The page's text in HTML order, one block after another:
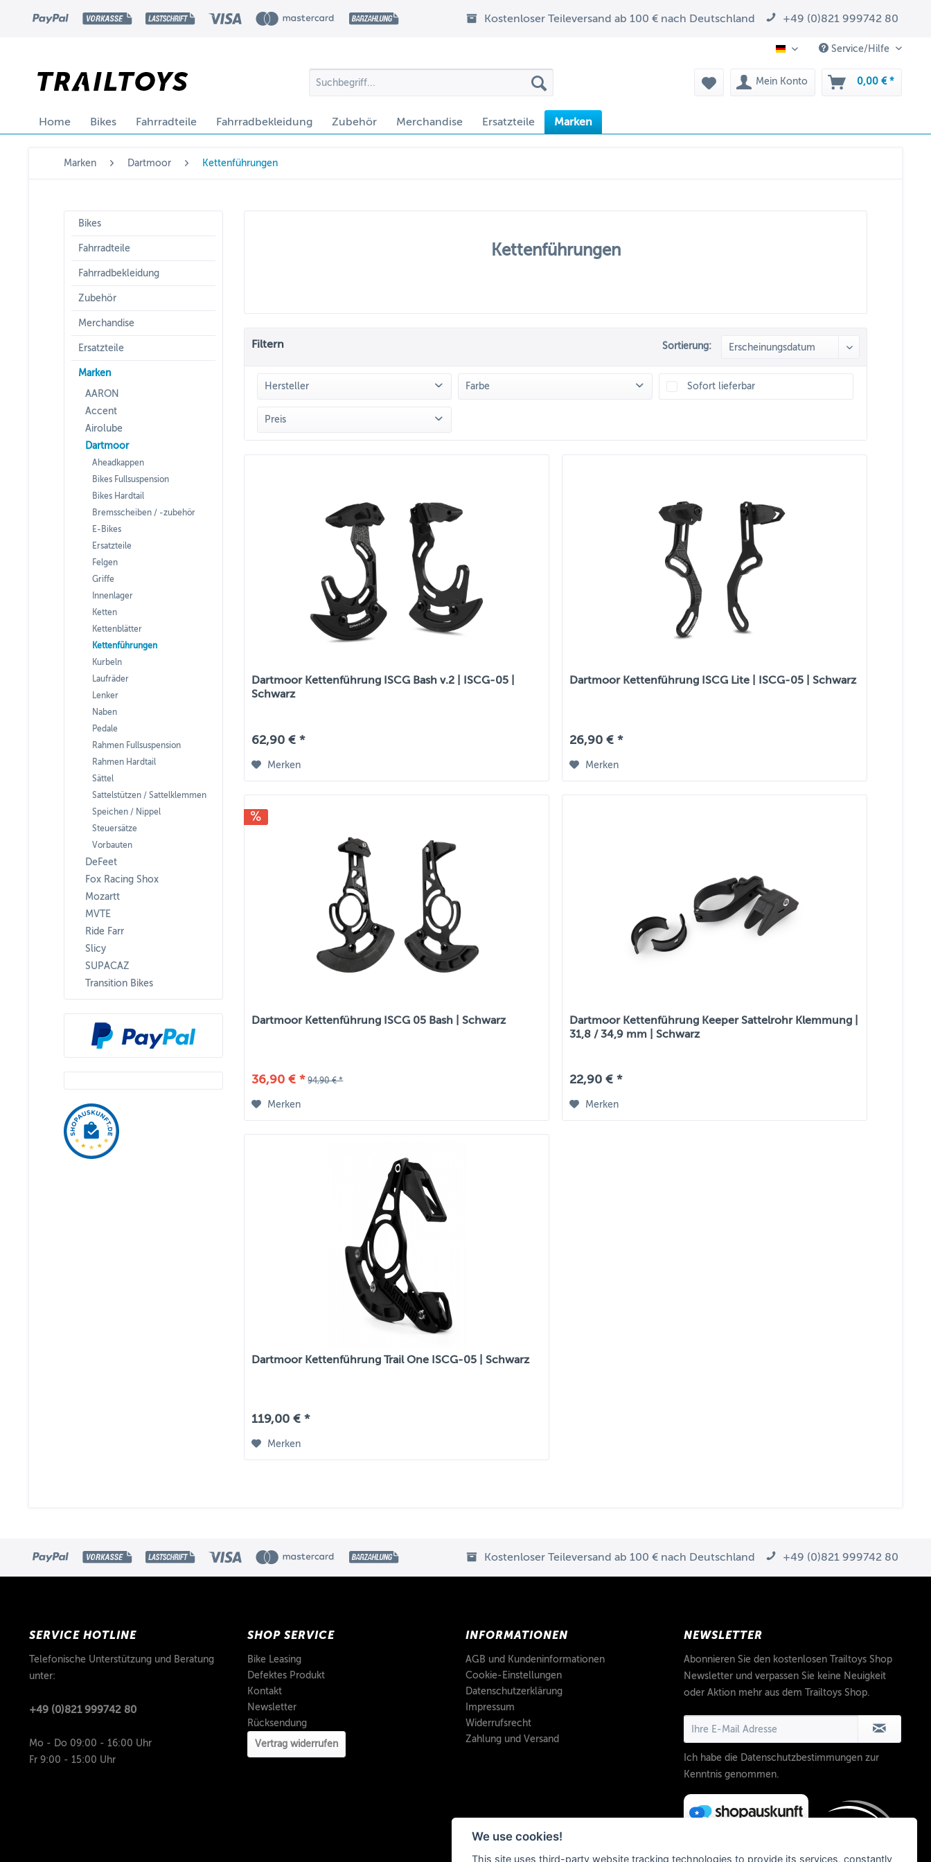
Kostenloser Teileversand ab 100 € nach Deutschland +49 (0)821 999742 80
DE Service/Hilfe
Mein Konto 0,00 € *
Home Bikes Fahrradteile Fahrradbekleidung Zubehör Merchandise Ersatzteile Marken
Marken Dartmoor Kettenführungen
Bikes
Fahrradteile
Fahrradbekleidung
Zubehör
Merchandise
Ersatzteile
Marken
AARON
Accent
Airolube
Dartmoor
Aheadkappen
Bikes Fullsuspension
Bikes Hardtail
Bremsscheiben / -zubehör
E-Bikes
Ersatzteile
Felgen
Griffe
Innenlager
Ketten
Kettenblätter
Kettenführungen
Kurbeln
Laufräder
Lenker
Naben
Pedale
Rahmen Fullsuspension
Rahmen Hardtail
Sättel
Sattelstützen / Sattelklemmen
Speichen / Nippel
Steuersätze
Vorbauten
DeFeet
Fox Racing Shox
Mozartt
MVTE
Ride Farr
Slicy
SUPACAZ
Transition Bikes
Kettenführungen
Filtern Sortierung:
Hersteller
DARTMOOR
Farbe Sofort lieferbar
Preis
Dartmoor Kettenführung ISCG Bash v.2 | ISCG-05 |
Schwarz
62,90 € *
Merken
Dartmoor Kettenführung ISCG Lite | ISCG-05 | Schwarz
26,90 € *
Merken
Dartmoor Kettenführung ISCG 05 Bash | Schwarz
36,90 € * 94,90 € *
Merken
Dartmoor Kettenführung Keeper Sattelrohr Klemmung |
31,8 / 34,9 mm | Schwarz
22,90 € *
Merken
Dartmoor Kettenführung Trail One ISCG-05 | Schwarz
119,00 € *
Merken
Kostenloser Teileversand ab 100 € nach Deutschland +49 (0)821 999742 80
SERVICE HOTLINE
Telefonische Unterstützung und Beratung
unter:
+49 (0)821 999742 80
Mo - Do 09:00 - 16:00 Uhr
Fr 9:00 - 15:00 Uhr
SHOP SERVICE
Bike Leasing
Defektes Produkt
Kontakt
Newsletter
Rücksendung
Vertrag widerrufen
INFORMATIONEN
AGB und Kundeninformationen
Cookie-Einstellungen
Datenschutzerklärung
Impressum
Widerrufsrecht
Zahlung und Versand
NEWSLETTER
Abonnieren Sie den kostenlosen Trailtoys Shop
Newsletter und verpassen Sie keine Neuigkeit
oder Aktion mehr aus dem Trailtoys Shop.
Ich habe die Datenschutzbestimmungen zur
Kenntnis genommen.
We use cookies!
This site uses third-party website tracking technologies to provide its services, constantly